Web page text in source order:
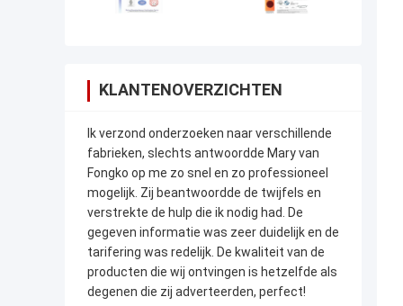
KLANTENOVERZICHTEN
Ik verzond onderzoeken naar verschillende
fabrieken, slechts antwoordde Mary van
Fongko op me zo snel en zo professioneel
mogelijk. Zij beantwoordde de twijfels en
verstrekte de hulp die ik nodig had. De
gegeven informatie was zeer duidelijk en de
tarifering was redelijk. De kwaliteit van de
producten die wij ontvingen is hetzelfde als
degenen die zij adverteerden, perfect!